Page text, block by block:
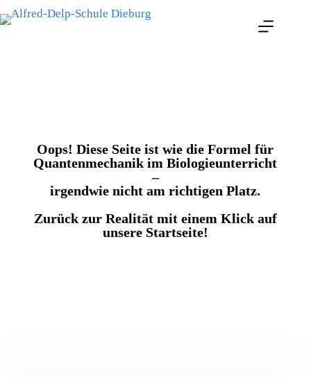
Oops! Diese Seite ist wie die Formel für
Quantenmechanik im Biologieunterricht
–
irgendwie nicht am richtigen Platz.
Zurück zur Realität mit einem Klick auf
unsere Startseite!